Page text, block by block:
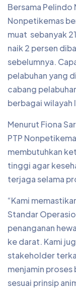
Bersama Pelindo
Nonpetikemas
muat sebanyak
naik 2 persen
sebelumnya.
pelabuhan yang
cabang
berbagai wilayah
Menurut Fiona
PTP
membutuhkan
tinggi agar
terjaga selama
“Kami
Standar
penanganan
ke darat. Kami
stakeholder
menjamin proses
sesuai prinsip